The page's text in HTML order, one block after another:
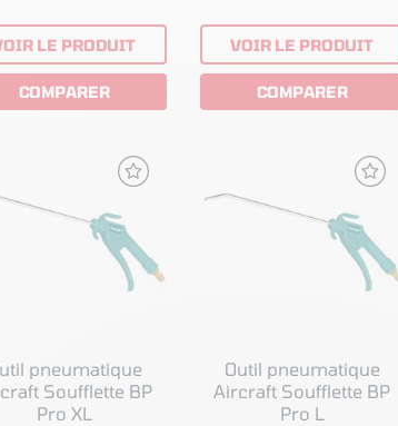
LE PRODUIT
COMPARER
VOIR LE PRODUIT
COMPARER
pneumatique
Soufflette BP
Pro XL
Outil pneumatique
Aircraft Soufflette BP
Pro L